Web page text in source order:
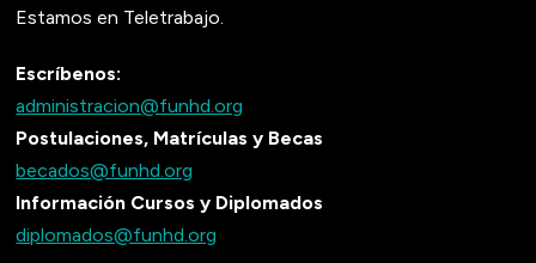
Estamos en Teletrabajo.
Escríbenos:
administracion@funhd.org
Postulaciones, Matrículas y Becas
becados@funhd.org
Información Cursos y Diplomados
diplomados@funhd.org